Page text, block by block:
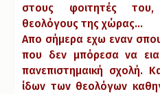
στους φοιτητές του,
θεολόγους της χώρας…
Απο σήμερα εχω εναν
που δεν μπόρεσα να
πανεπιστημαική σχολή.
ίδων των θεολόγων